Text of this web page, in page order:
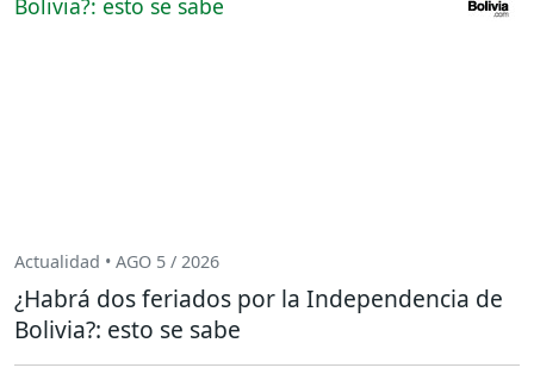
Actualidad • AGO 5 / 2026
¿Habrá dos feriados por la Independencia de
Bolivia?: esto se sabe